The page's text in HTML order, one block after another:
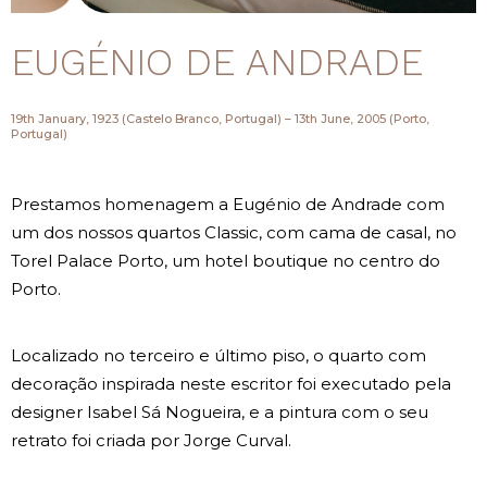
EUGÉNIO DE ANDRADE
19th January, 1923 (Castelo Branco, Portugal) – 13th June, 2005 (Porto,
Portugal)
Prestamos homenagem a Eugénio de Andrade com
um dos nossos quartos Classic, com cama de casal, no
Torel Palace Porto, um hotel boutique no centro do
Porto.
Localizado no terceiro e último piso, o quarto com
decoração inspirada neste escritor foi executado pela
designer Isabel Sá Nogueira, e a pintura com o seu
retrato foi criada por Jorge Curval.